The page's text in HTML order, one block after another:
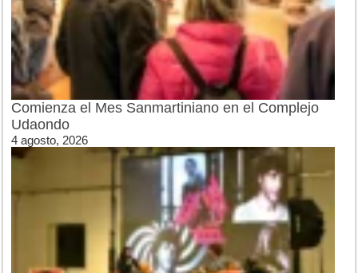
Comienza el Mes Sanmartiniano en el Complejo
Udaondo
4 agosto, 2026